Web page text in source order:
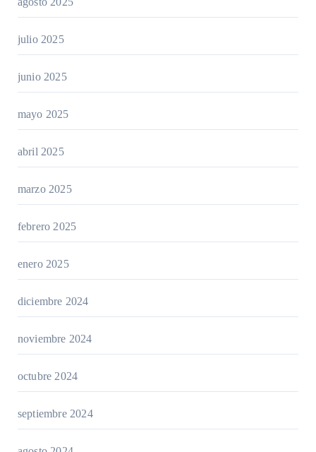
julio 2025
junio 2025
mayo 2025
abril 2025
marzo 2025
febrero 2025
enero 2025
diciembre 2024
noviembre 2024
octubre 2024
septiembre 2024